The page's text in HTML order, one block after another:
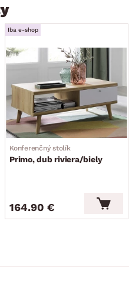
Iba e-shop
Konferenčný stolík
Primo, dub riviera/biely
164.90 €